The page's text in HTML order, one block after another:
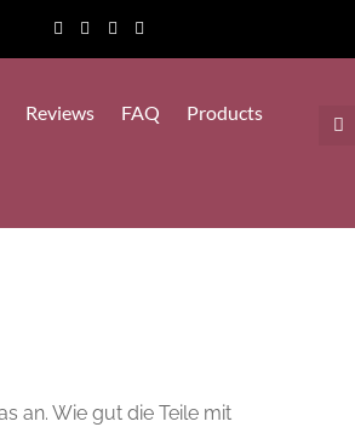
Reviews FAQ
Products
an. Wie gut die Teile mit